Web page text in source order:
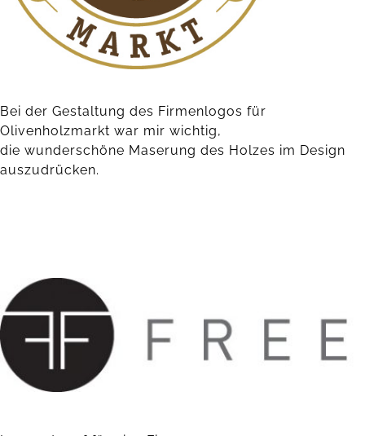
Bei der Gestaltung des Firmenlogos für
Olivenholzmarkt war mir wichtig,
die wunderschöne Maserung des Holzes im Design
auszudrücken.